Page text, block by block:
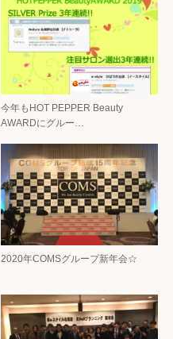
今年もHOT PEPPER Beauty
AWARDにグルー…
2020年COMSグループ新年会☆